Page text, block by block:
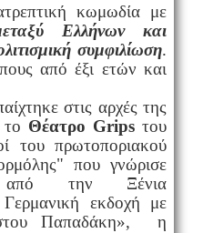
κωμωδία με
Ελλήνων και
συμφιλίωση.
από έξι ετών και
στις αρχές της
Θέατρο Grips του
του πρωτοποριακού
που γνώρισε
από την Ξένια
εκδοχή με
Παπαδάκη», η